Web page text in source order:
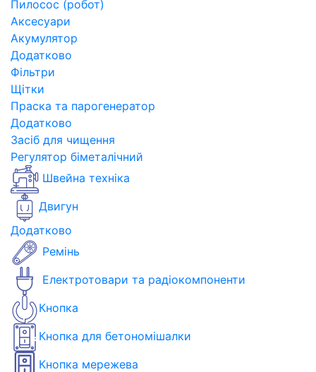
Пилосос (робот)
Аксесуари
Акумулятор
Додатково
Фільтри
Щітки
Праска та парогенератор
Додатково
Засіб для чищення
Регулятор біметалічний
Швейна техніка
Двигун
Додатково
Ремінь
Електротовари та радіокомпоненти
Кнопка
Кнопка для бетономішалки
Кнопка мережева